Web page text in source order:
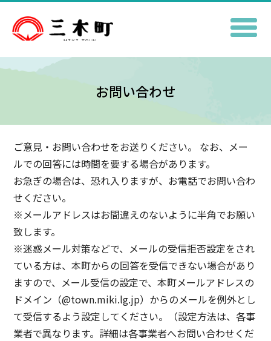
お問い合わせ
ご意見・お問い合わせをお送りください。 なお、メー
ルでの回答には時間を要する場合があります。
お急ぎの場合は、恐れ入りますが、お電話でお問い合わ
せください。
※メールアドレスはお間違えのないように半角でお願い
致します。
※迷惑メール対策などで、メールの受信拒否設定をされ
ている方は、本町からの回答を受信できない場合があり
ますので、メール受信の設定で、本町メールアドレスの
ドメイン（@town.miki.lg.jp）からのメールを例外とし
て受信するよう設定してください。（設定方法は、各事
業者で異なります。詳細は各事業者へお問い合わせくだ